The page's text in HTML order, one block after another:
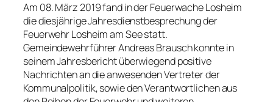
Am 08. März 2019 fand in der Feuerwache Losheim
die diesjährige Jahresdienstbesprechung der
Feuerwehr Losheim am See statt.
Gemeindewehrführer Andreas Brausch konnte in
seinem Jahresbericht überwiegend positive
Nachrichten an die anwesenden Vertreter der
Kommunalpolitik, sowie den Verantwortlichen aus